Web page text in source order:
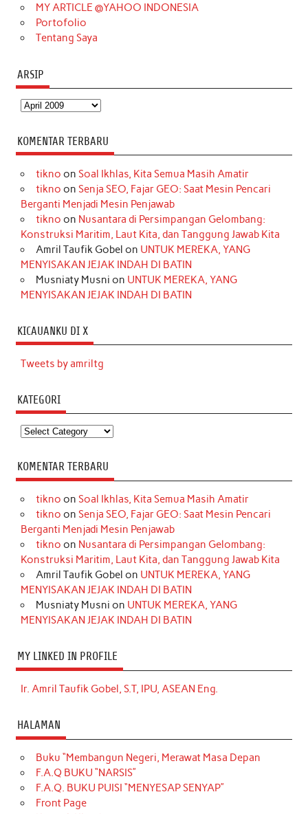
MY ARTICLE @YAHOO INDONESIA
Portofolio
Tentang Saya
ARSIP
Arsip
KOMENTAR TERBARU
tikno on Soal Ikhlas, Kita Semua Masih Amatir
tikno on Senja SEO, Fajar GEO: Saat Mesin Pencari
Berganti Menjadi Mesin Penjawab
tikno on Nusantara di Persimpangan Gelombang:
Konstruksi Maritim, Laut Kita, dan Tanggung Jawab Kita
Amril Taufik Gobel on UNTUK MEREKA, YANG
MENYISAKAN JEJAK INDAH DI BATIN
Musniaty Musni on UNTUK MEREKA, YANG
MENYISAKAN JEJAK INDAH DI BATIN
KICAUANKU DI X
Tweets by amriltg
KATEGORI
Kategori
KOMENTAR TERBARU
tikno on Soal Ikhlas, Kita Semua Masih Amatir
tikno on Senja SEO, Fajar GEO: Saat Mesin Pencari
Berganti Menjadi Mesin Penjawab
tikno on Nusantara di Persimpangan Gelombang:
Konstruksi Maritim, Laut Kita, dan Tanggung Jawab Kita
Amril Taufik Gobel on UNTUK MEREKA, YANG
MENYISAKAN JEJAK INDAH DI BATIN
Musniaty Musni on UNTUK MEREKA, YANG
MENYISAKAN JEJAK INDAH DI BATIN
MY LINKED IN PROFILE
Ir. Amril Taufik Gobel, S.T, IPU, ASEAN Eng.
HALAMAN
Buku “Membangun Negeri, Merawat Masa Depan
F.A.Q BUKU “NARSIS”
F.A.Q. BUKU PUISI “MENYESAP SENYAP”
Front Page